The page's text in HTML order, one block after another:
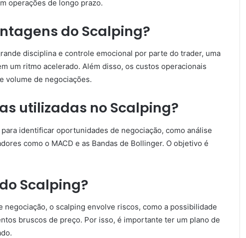
operações de longo prazo.
do Scalping?
disciplina e controle emocional por parte do trader, uma
um ritmo acelerado. Além disso, os custos operacionais
volume de negociações.
utilizadas no Scalping?
identificar oportunidades de negociação, como análise
como o MACD e as Bandas de Bollinger. O objetivo é
Scalping?
negociação, o scalping envolve riscos, como a possibilidade
bruscos de preço. Por isso, é importante ter um plano de